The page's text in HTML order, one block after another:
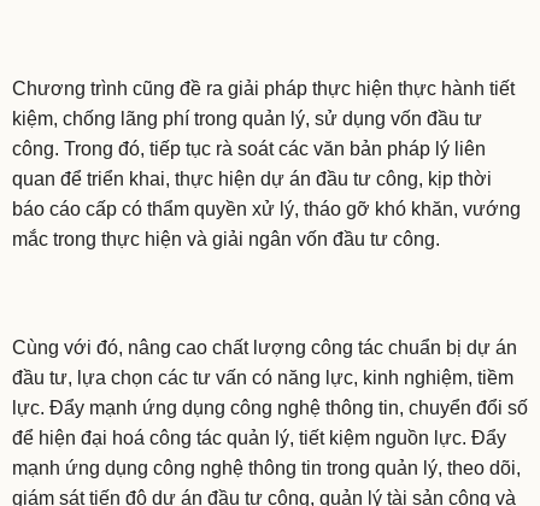
Chương trình cũng đề ra giải pháp thực hiện thực hành tiết
kiệm, chống lãng phí trong quản lý, sử dụng vốn đầu tư
công. Trong đó, tiếp tục rà soát các văn bản pháp lý liên
quan để triển khai, thực hiện dự án đầu tư công, kịp thời
báo cáo cấp có thẩm quyền xử lý, tháo gỡ khó khăn, vướng
mắc trong thực hiện và giải ngân vốn đầu tư công.
Cùng với đó, nâng cao chất lượng công tác chuẩn bị dự án
đầu tư, lựa chọn các tư vấn có năng lực, kinh nghiệm, tiềm
lực. Đẩy mạnh ứng dụng công nghệ thông tin, chuyển đổi số
để hiện đại hoá công tác quản lý, tiết kiệm nguồn lực. Đẩy
mạnh ứng dụng công nghệ thông tin trong quản lý, theo dõi,
giám sát tiến độ dự án đầu tư công, quản lý tài sản công và